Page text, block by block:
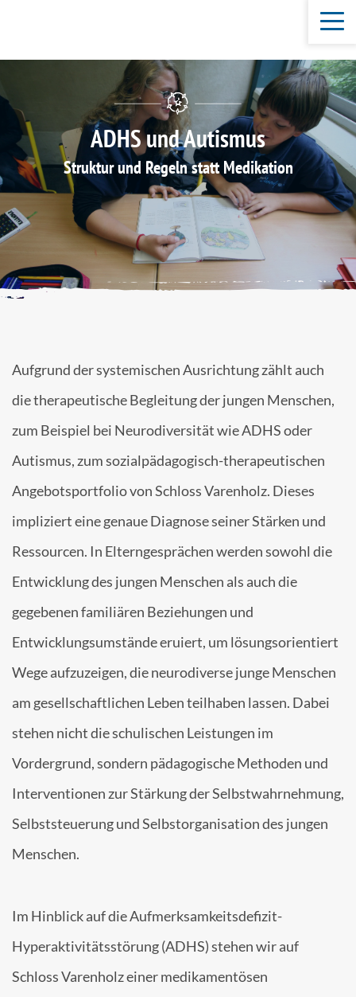
ADHS und Autismus
Struktur und Regeln statt Medikation
Aufgrund der systemischen Ausrichtung zählt auch
die therapeutische Begleitung der jungen Menschen,
zum Beispiel bei Neurodiversität wie ADHS oder
Autismus, zum sozialpädagogisch-therapeutischen
Angebotsportfolio von Schloss Varenholz. Dieses
impliziert eine genaue Diagnose seiner Stärken und
Ressourcen. In Elterngesprächen werden sowohl die
Entwicklung des jungen Menschen als auch die
gegebenen familiären Beziehungen und
Entwicklungsumstände eruiert, um lösungsorientiert
Wege aufzuzeigen, die neurodiverse junge Menschen
am gesellschaftlichen Leben teilhaben lassen. Dabei
stehen nicht die schulischen Leistungen im
Vordergrund, sondern pädagogische Methoden und
Interventionen zur Stärkung der Selbstwahrnehmung,
Selbststeuerung und Selbstorganisation des jungen
Menschen.
Im Hinblick auf die Aufmerksamkeitsdefizit-
Hyperaktivitätsstörung (ADHS) stehen wir auf
Schloss Varenholz einer medikamentösen